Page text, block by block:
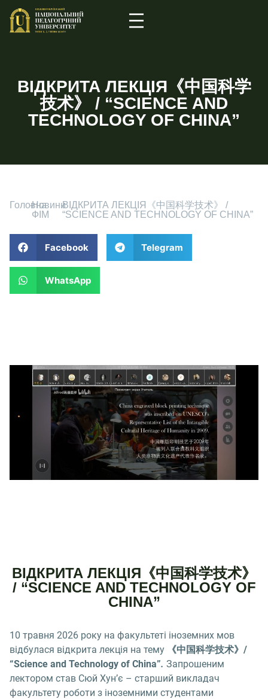
ВІДКРИТА ЛЕКЦІЯ《中国科学
技术》 / “SCIENCE AND
TECHNOLOGY OF CHINA”
Головна
-Новини
ФІМ
-ВІДКРИТА ЛЕКЦІЯ《中国科学技术》 /
“SCIENCE AND TECHNOLOGY OF CHINA”
Facebook Telegram
WhatsApp
ВІДКРИТА ЛЕКЦІЯ《中国科学技术》
/ “SCIENCE AND TECHNOLOGY OF
CHINA”
10 травня 2026 року на факультеті іноземних мов
відбулася відкрита лекція на тему
《中国科学技术》/
“Science and Technology of China”. Запрошеним
лектором став Сюй Хун’є – старший викладач
факультету роботи з іноземними студентами